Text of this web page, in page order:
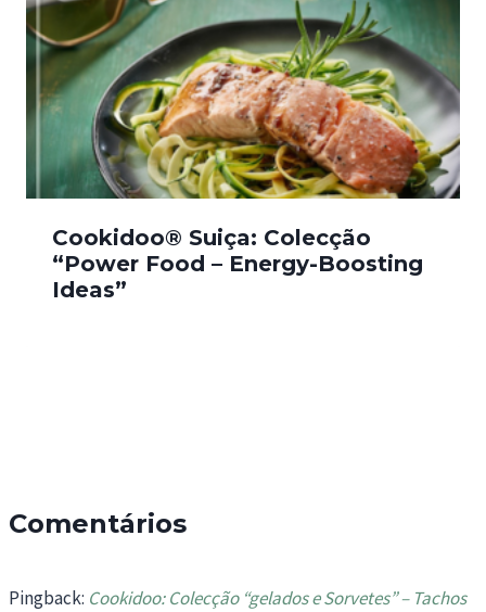
Cookidoo® Suiça: Colecção
“Power Food – Energy-Boosting
Ideas”
Comentários
Pingback: Cookidoo: Colecção “gelados e Sorvetes” – Tachos